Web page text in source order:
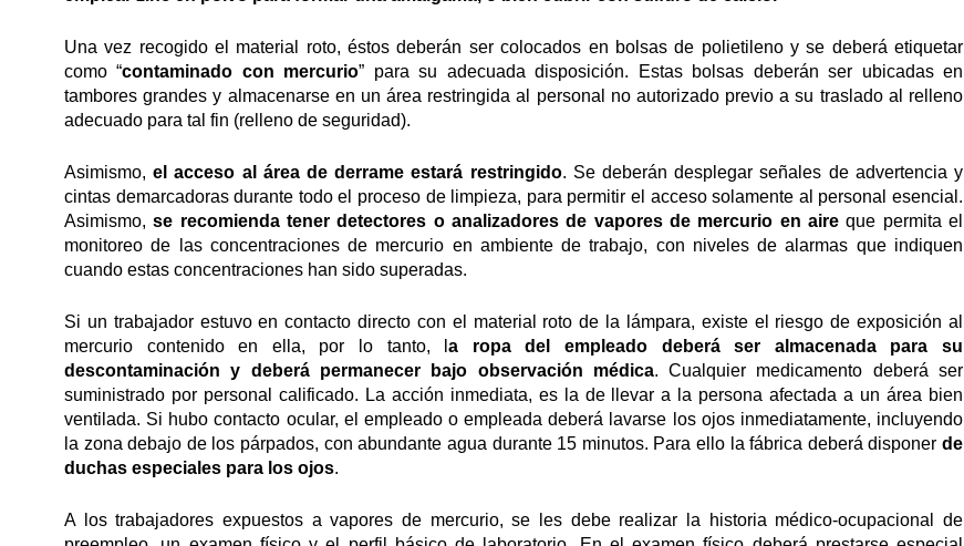
Una vez recogido el material roto, éstos deberán ser colocados en bolsas de polietileno y se deberá etiquetar
como “contaminado con mercurio” para su adecuada disposición. Estas bolsas deberán ser ubicadas en
tambores grandes y almacenarse en un área restringida al personal no autorizado previo a su traslado al relleno
adecuado para tal fin (relleno de seguridad).
Asimismo,el acceso al área de derrame estará restringido. Se deberán desplegar señales de advertencia y
cintas demarcadoras durante todo el proceso de limpieza, para permitir el acceso solamente al personal esencial.
Asimismo,se recomienda tener detectores o analizadores de vapores de mercurio en aireque permita el
monitoreo de las concentraciones de mercurio en ambiente de trabajo, con niveles de alarmas que indiquen
cuando estas concentraciones han sido superadas.
Si un trabajador estuvo en contacto directo con el material roto de la lámpara, existe el riesgo de exposición al
mercurio contenido en ella, por lo tanto, la ropa del empleado deberá ser almacenada para su
descontaminación y deberá permanecer bajo observación médica. Cualquier medicamento deberá ser
suministrado por personal calificado. La acción inmediata, es la de llevar a la persona afectada a un área bien
ventilada. Si hubo contacto ocular, el empleado o empleada deberá lavarse los ojos inmediatamente, incluyendo
la zona debajo de los párpados, con abundante agua durante 15 minutos. Para ello la fábrica deberá disponer de
duchas especiales para los ojos.
A los trabajadores expuestos a vapores de mercurio, se les debe realizar la historia médico-ocupacional de